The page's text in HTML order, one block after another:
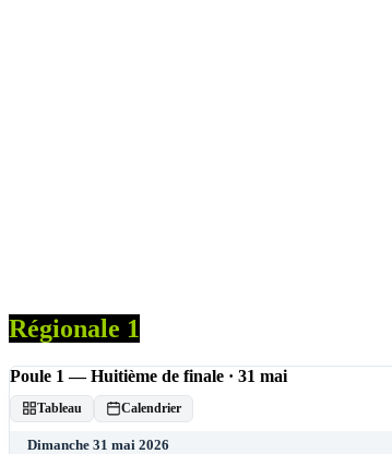
Régionale 1
Poule 1 — Huitième de finale · 31 mai
Tableau Calendrier
Dimanche 31 mai 2026